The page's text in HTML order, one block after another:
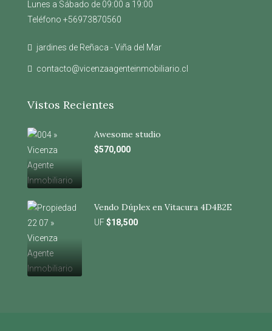
Lunes a Sábado de 09:00 a 19:00
Teléfono +56973870560
jardines de Reñaca - Viña del Mar
contacto@vicenzaagenteinmobiliario.cl
Vistos Recientes
Awesome studio
$570,000
Vendo Dúplex en Vitacura 4D4B2E
UF$18,500